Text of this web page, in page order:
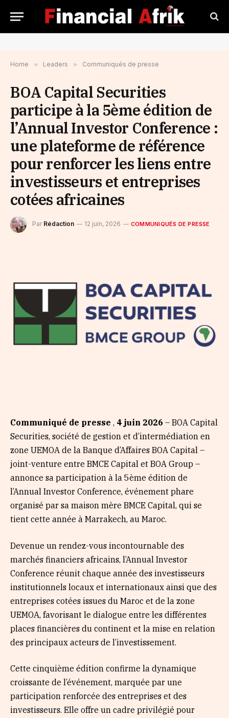
Home » Leaders » Communiqués de presse
BOA Capital Securities
participe à la 5ème édition de
l’Annual Investor Conference :
une plateforme de référence
pour renforcer les liens entre
investisseurs et entreprises
cotées africaines
Par Rédaction 12 juin, 2026 COMMUNIQUÉS DE PRESSE
Communiqué de presse , 4 juin 2026 – BOA Capital
Securities, société de gestion et d’intermédiation en
zone UEMOA de la Banque d’Affaires BOA Capital –
joint-venture entre BMCE Capital et BOA Group –
annonce sa participation à la 5ème édition de
l’Annual Investor Conference, événement phare
organisé par sa maison mère BMCE Capital, qui se
tient cette année à Marrakech, au Maroc.
Devenue un rendez-vous incontournable des
marchés financiers africains, l’Annual Investor
Conference réunit chaque année des investisseurs
institutionnels locaux et internationaux ainsi que des
entreprises cotées issues du Maroc et de la zone
UEMOA, favorisant le dialogue entre les différentes
places financières du continent et la mise en relation
des principaux acteurs de l’investissement.
Cette cinquième édition confirme la dynamique
croissante de l’événement, marquée par une
participation renforcée des entreprises et des
investisseurs. Elle offre un cadre privilégié pour